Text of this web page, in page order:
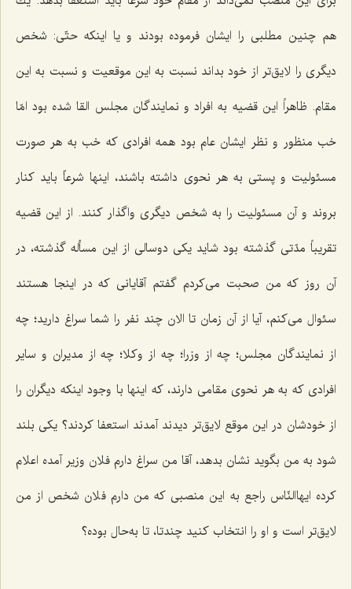
هم چنین مطلبی را ایشان فرموده بودند و یا اینكه حتّی: شخص
دیگری را لایق‌تر از خود بداند نسبت به این موقعیت و نسبت به این
مقام. ظاهراً این قضیه به افراد و نمایندگان مجلس القا شده بود امّا
خب منظور و نظر ایشان عام بود همه افرادی كه خب به هر صورت
مسئولیت و پستی به هر نحوی داشته باشند، اینها شرعاّ باید كنار
بروند و آن مسئولیت را به شخص دیگری واگذار كنند. از این قضیه
تقریباً مدّتی گذشته بود شاید یكی دوسالی از این مسأله گذشته، در
آن روز كه من صحبت می‌كردم گفتم آقایانی كه در اینجا هستند
سئوال می‌كنم، آیا از آن زمان تا الان چند نفر را شما سراغ دارید؛ چه
از نمایندگان مجلس؛ چه از وزرا؛ چه از وكلا؛ چه از مدیران و سایر
افرادی كه به هر نحوی مقامی دارند، كه اینها با وجود اینكه دیگران را
از خودشان در این موقع لایق‌تر دیدند آمدند استعفا كردند؟ یكی بلند
شود به من بگوید نشان بدهد، آقا من سراغ دارم فلان وزیر آمده اعلام
كرده ایهاالنّاس راجع به این منصبی كه من دارم فلان شخص از من
لایق‌تر است و او را انتخاب كنید چندتا، تا به‌حال بوده؟